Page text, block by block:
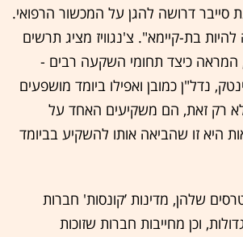
סייבר דרושה להגן על המכשור הרפואי.
להיות בת-קיימא". צ'נגוויז מציג תרשים
המראה כיצד תחומי השקעה רבים -
נדל"ן כמובן ואפילו ביומד מושפעים
רק זאת, הם משקיעים האחד על
היא זו שהביאה אותו להשקיע בביומד
שלהן, מדינות ’קונסות' חברות
וכן מחייבות חברות שזוכות